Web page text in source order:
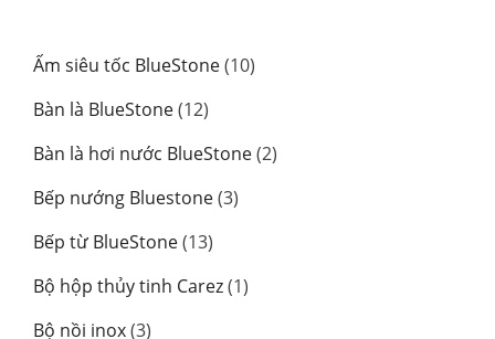
Ấm siêu tốc BlueStone 1010
Bàn là BlueStone 1212
Bàn là hơi nước BlueStone 22
Bếp nướng Bluestone 33
Bếp từ BlueStone 1313
phẩm
Bộ hộp thủy tinh Carez 11
Bộ nồi inox 33